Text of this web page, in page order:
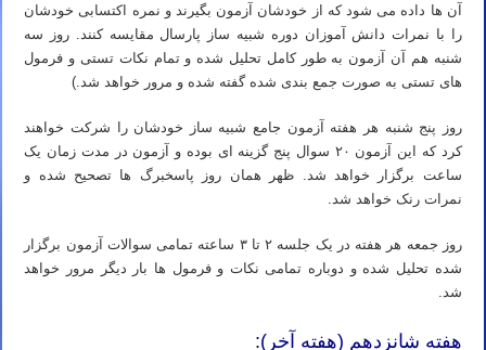
آن ها داده می شود که از خودشان آزمون بگیرند و نمره اکتسابی خودشان
را با نمرات دانش آموزان دوره شبیه ساز پارسال مقایسه کنند. روز سه
شنبه هم آن آزمون به طور کامل تحلیل شده و تمام نکات تستی و فرمول
های تستی به صورت جمع بندی شده گفته شده و مرور خواهد شد.)
روز پنج شنبه هر هفته آزمون جامع شبیه ساز خودشان را شرکت خواهند
کرد که این آزمون ۲۰ سوال پنج گزینه ای بوده و آزمون در مدت زمان یک
ساعت برگزار خواهد شد. ظهر همان روز پاسخبرگ ها تصحیح شده و
نمرات رنک خواهد شد.
روز جمعه هر هفته در یک جلسه ۲ تا ۳ ساعته تمامی سوالات آزمون برگزار
شده تحلیل شده و دوباره تمامی نکات و فرمول ها بار دیگر مرور خواهد
شد.
هفته شانزدهم (هفته آخر):